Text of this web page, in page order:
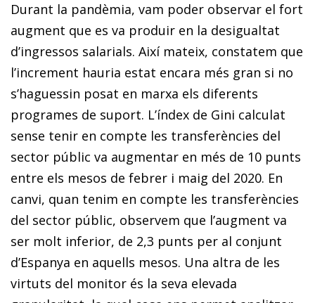
Durant la pandèmia, vam poder observar el fort
augment que es va produir en la desigualtat
d’ingressos salarials. Així ma­­teix, constatem que
l’increment hauria estat encara més gran si no
s’haguessin posat en marxa els diferents
programes de suport. L’índex de Gini calculat
sense tenir en compte les transferències del
sector públic va augmentar en més de 10 punts
entre els mesos de febrer i maig del 2020. En
canvi, quan tenim en compte les transferències
del sector públic, observem que l’augment va
ser molt inferior, de 2,3 punts per al conjunt
d’Espanya en aquells mesos. Una altra de les
virtuts del monitor és la seva elevada